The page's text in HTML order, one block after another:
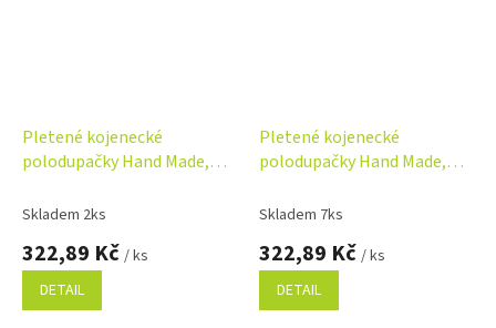
Pletené kojenecké
polodupačky Hand Made,
Skladem 2ks
322,89 Kč / ks
DETAIL
Pletené kojenecké
polodupačky Hand Made,
Skladem 7ks
322,89 Kč / ks
DETAIL